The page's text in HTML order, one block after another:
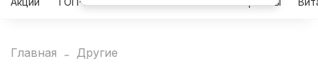
Главная Другие